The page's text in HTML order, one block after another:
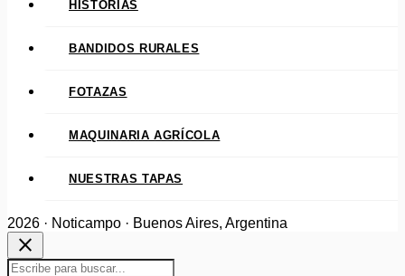
HISTORIAS
BANDIDOS RURALES
FOTAZAS
MAQUINARIA AGRÍCOLA
NUESTRAS TAPAS
2026 · Noticampo · Buenos Aires, Argentina
close